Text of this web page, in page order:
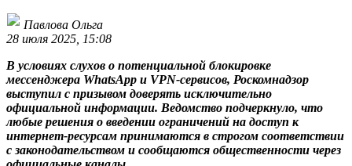
Павлова Ольга
28 июля 2025, 15:08
В условиях слухов о потенциальной блокировке
мессенджера WhatsApp и VPN-сервисов, Роскомнадзор
выступил с призывом доверять исключительно
официальной информации. Ведомство подчеркнуло, что
любые решения о введении ограничений на доступ к
интернет-ресурсам принимаются в строгом соответствии
с законодательством и сообщаются общественности через